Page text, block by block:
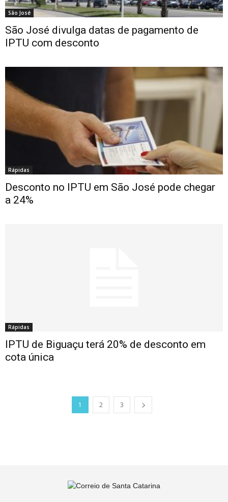
São José
São José divulga datas de pagamento de
IPTU com desconto
Rápidas
Desconto no IPTU em São José pode chegar
a 24%
Rápidas
IPTU de Biguaçu terá 20% de desconto em
cota única
1 2 3